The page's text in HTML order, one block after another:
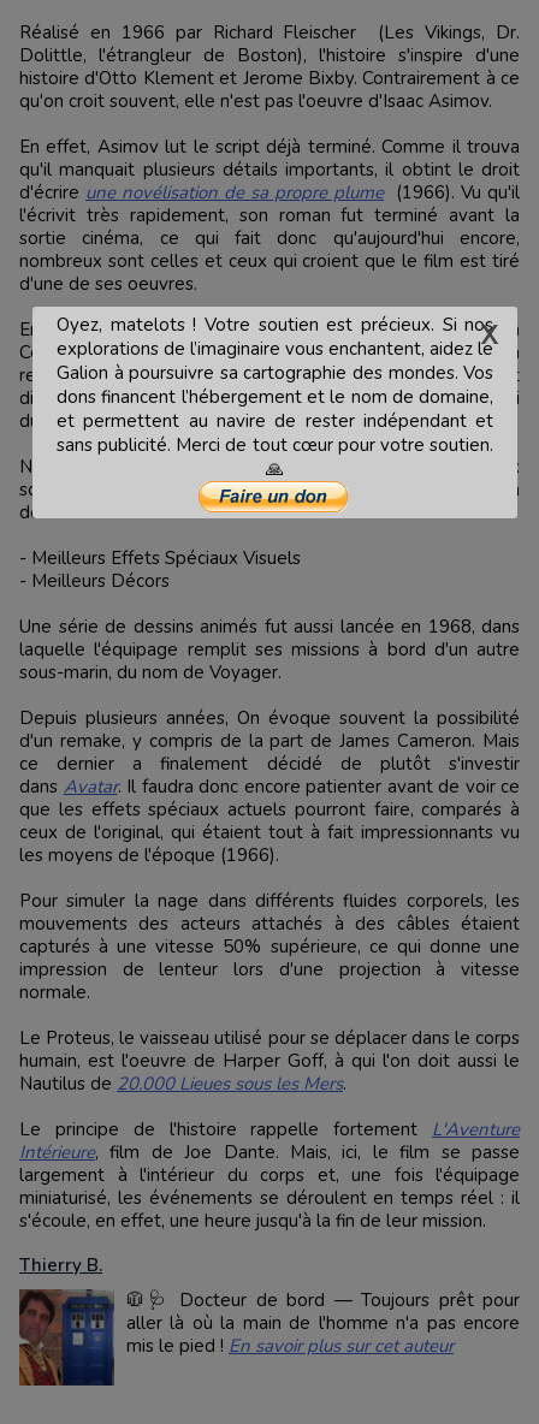
Réalisé en 1966 par Richard Fleischer (Les Vikings, Dr.
Dolittle, l'étrangleur de Boston), l'histoire s'inspire d'une
histoire d'Otto Klement et Jerome Bixby. Contrairement à ce
qu'on croit souvent, elle n'est pas l'oeuvre d'Isaac Asimov.
En effet, Asimov lut le script déjà terminé. Comme il trouva
qu'il manquait plusieurs détails importants, il obtint le droit
d'écrire une novélisation de sa propre plume(1966). Vu qu'il
l'écrivit très rapidement, son roman fut terminé avant la
sortie cinéma, ce qui fait donc qu'aujourd'hui encore,
nombreux sont celles et ceux qui croient que le film est tiré
d'une de ses oeuvres.
En 1987, Asimov publiera une autre version ("Destination
Cerveau") plus satisfaisante à ses yeux. Ce deuxième roman
reprend le même principe, mais l'histoire est largement
différente et n'est donc pas une suite ni du premier livre ni
du film.
Nominé aux Oscars pour la photo, les effets spéciaux
sonores et le montage,Le Voyage Fantastique
en remporta
deux :
- Meilleurs Effets Spéciaux Visuels
- Meilleurs Décors
Une série de dessins animés fut aussi lancée en 1968, dans
laquelle l'équipage remplit ses missions à bord d'un autre
sous-marin, du nom de Voyager.
Depuis plusieurs années, On évoque souvent la possibilité
d'un remake, y compris de la part de James Cameron. Mais
ce dernier a finalement décidé de plutôt s'investir
dans Avatar. Il faudra donc encore patienter avant de voir ce
que les effets spéciaux actuels pourront faire, comparés à
ceux de l'original, qui étaient tout à fait impressionnants vu
les moyens de l'époque (1966).
Pour simuler la nage dans différents fluides corporels, les
mouvements des acteurs attachés à des câbles étaient
capturés à une vitesse 50% supérieure, ce qui donne une
impression de lenteur lors d'une projection à vitesse
normale.
Le Proteus, le vaisseau utilisé pour se déplacer dans le corps
humain, est l'oeuvre de Harper Goff, à qui l'on doit aussi le
Nautilus de 20.000 Lieues sous les Mers.
Le principe de l'histoire rappelle fortement L'Aventure
Intérieure, film de Joe Dante. Mais, ici, le film se passe
largement à l'intérieur du corps et, une fois l'équipage
miniaturisé, les événements se déroulent en temps réel : il
s'écoule, en effet, une heure jusqu'à la fin de leur mission.
Thierry B.
🧥🩺 Docteur de bord — Toujours prêt pour
aller là où la main de l'homme n'a pas encore
mis le pied ! En savoir plus sur cet auteur
Oyez, matelots ! Votre soutien est précieux. Si nos
explorations de l’imaginaire vous enchantent, aidez le
Galion à poursuivre sa cartographie des mondes. Vos
dons financent l’hébergement et le nom de domaine,
et permettent au navire de rester indépendant et
sans publicité. Merci de tout cœur pour votre soutien.
🙏